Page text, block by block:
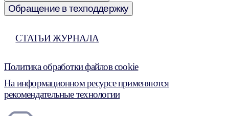
Обращение в техподдержку
СТАТЬИ ЖУРНАЛА
Политика обработки файлов cookie
На информационном ресурсе применяются
рекомендательные технологии